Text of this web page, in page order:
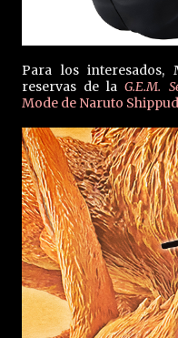
Para los interesados,
reservas de laG.E.M.
Mode de Naruto